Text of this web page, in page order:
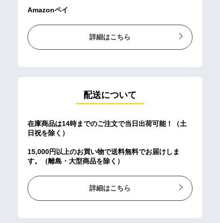
Amazonペイ
詳細はこちら
配送について
在庫商品は14時までのご注文で当日出荷可能！（土
日祝を除く）
15,000円以上のお買い物で送料無料でお届けしま
す。（離島・大型商品を除く）
詳細はこちら